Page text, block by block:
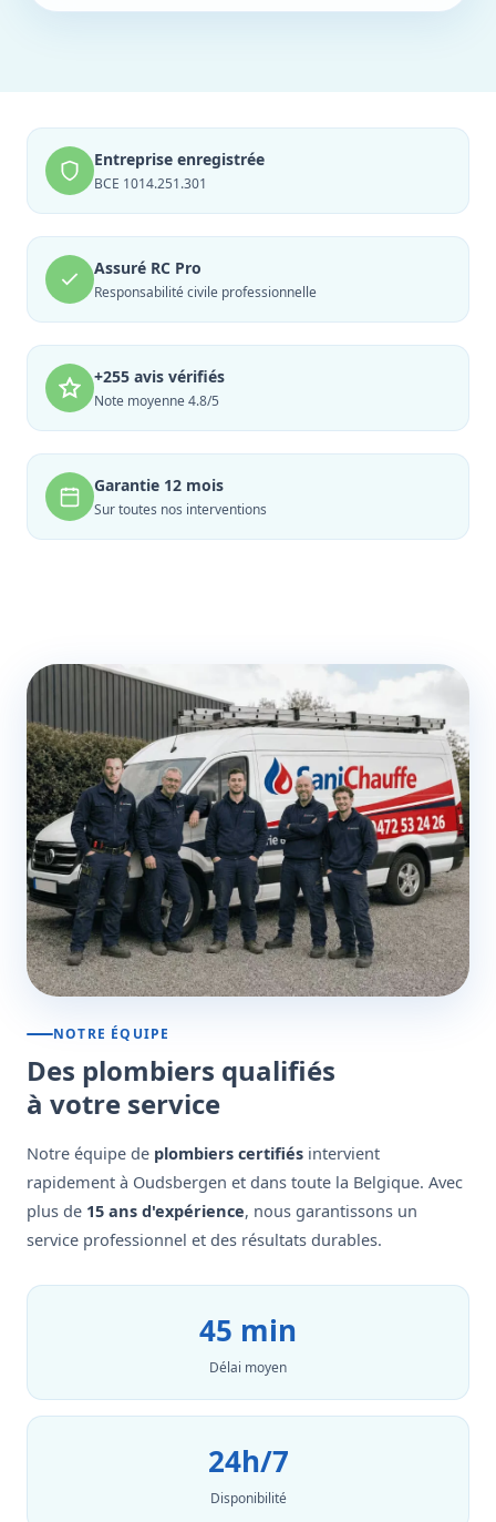
Entreprise enregistrée
BCE 1014.251.301
Assuré RC Pro
Responsabilité civile professionnelle
+255 avis vérifiés
Note moyenne 4.8/5
Garantie 12 mois
Sur toutes nos interventions
NOTRE ÉQUIPE
Des plombiers qualifiés
à votre service
Notre équipe de plombiers certifiés intervient
rapidement à Oudsbergen et dans toute la Belgique. Avec
plus de 15 ans d'expérience, nous garantissons un
service professionnel et des résultats durables.
45 min
Délai moyen
24h/7
Disponibilité